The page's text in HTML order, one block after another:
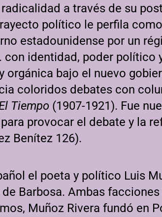
a través de su
político le perfila
estadounidense por un
con identidad, poder
orgánica bajo el nuevo
coloridos debates con
Tiempo (1907-1921). Fue
provocar el debate y la
Benítez 126).
el poeta y político Luis
Barbosa. Ambas
Muñoz Rivera fundó en